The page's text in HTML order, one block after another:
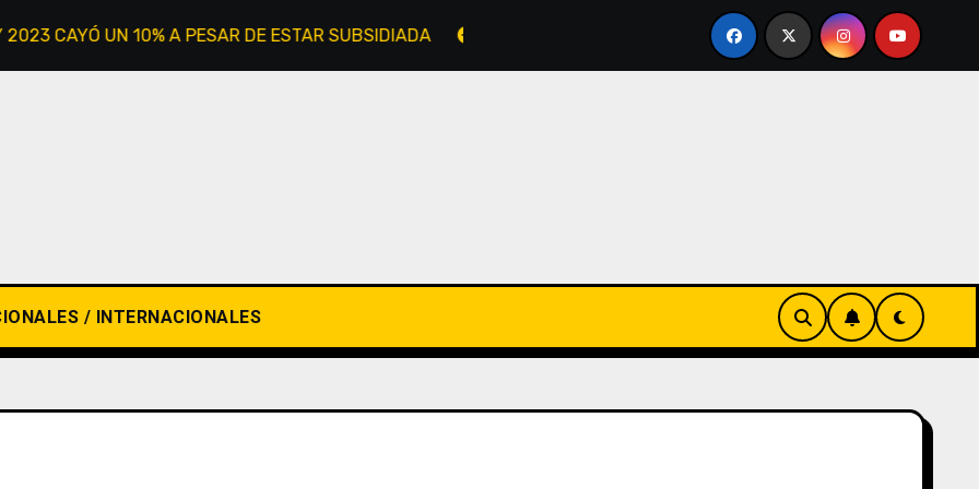
UN 10% A PESAR DE ESTAR SUBSIDIADA MARCHA DE ESTE JUEVES AL CONGRESO: QUÉ CALLES
/ INTERNACIONALES